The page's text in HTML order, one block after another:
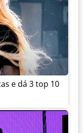
e dá 3 top 10